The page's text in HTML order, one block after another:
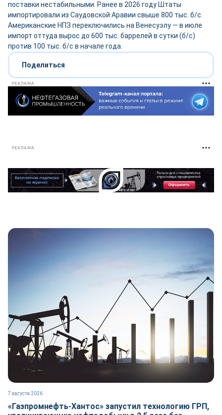
поставки нестабильными. Ранее в 2026 году Штаты
импортировали из Саудовской Аравии свыше 800 тыс. б/с.
Американские НПЗ переключились на Венесуэлу — в июле
импорт оттуда вырос до 600 тыс. баррелей в сутки (б/с)
против 100 тыс. б/с в начале года.
Поделиться
РЕКЛАМА
РЕКЛАМА
7 августа 2026
«Газпромнефть-Хантос» запустил технологию ГРП,